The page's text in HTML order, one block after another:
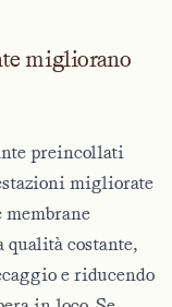
migliorano
preincollati
migliorate
costante,
e riducendo